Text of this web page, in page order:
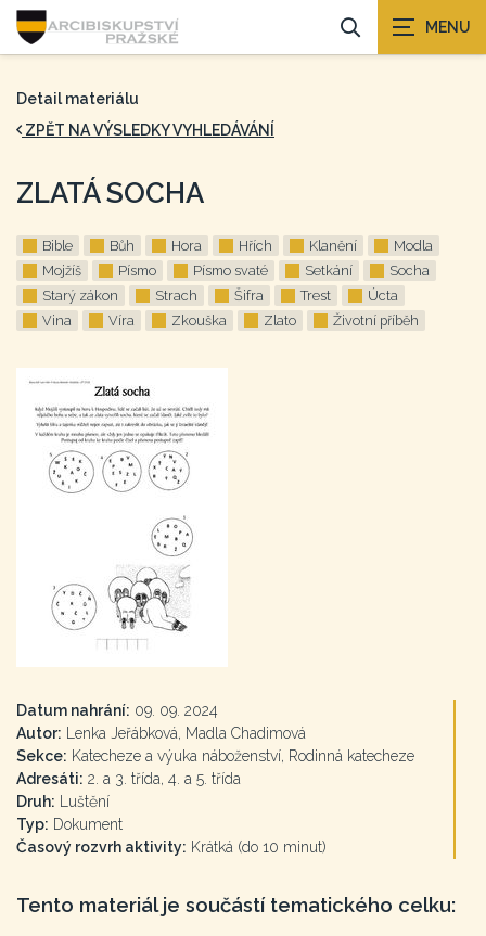
Detail materiálu
ZPĚT NA VÝSLEDKY VYHLEDÁVÁNÍ
ZLATÁ SOCHA
Bible Bůh Hora Hřích Klanění
Modla
Mojžíš
Písmo Písmo svaté Setkání
Socha
Starý zákon
Strach Šifra Trest
Úcta
Vina
Víra Zkouška Zlato Životní příběh
Datum nahrání: 09. 09. 2024
Autor: Lenka Jeřábková, Madla Chadimová
Sekce: Katecheze a výuka náboženství, Rodinná katecheze
Adresáti: 2. a 3. třída, 4. a 5. třída
Druh: Luštění
Typ: Dokument
Časový rozvrh aktivity: Krátká (do 10 minut)
Tento materiál je součástí tematického celku: